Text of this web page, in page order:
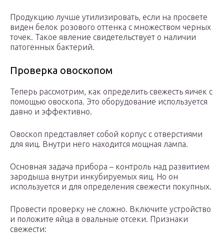
Продукцию лучше утилизировать, если на просвете
виден белок розового оттенка с множеством черных
точек. Такое явление свидетельствует о наличии
патогенных бактерий.
Проверка овоскопом
Теперь рассмотрим, как определить свежесть яичек с
помощью овоскопа. Это оборудование используется
давно и эффективно.
Овоскоп представляет собой корпус с отверстиями
для яиц. Внутри него находится мощная лампа.
Основная задача прибора – контроль над развитием
зародыша внутри инкубируемых яиц. Но он
используется и для определения свежести покупных.
Провести проверку не сложно. Включите устройство
и положите яйца в овальные отсеки. Признаки
свежести: